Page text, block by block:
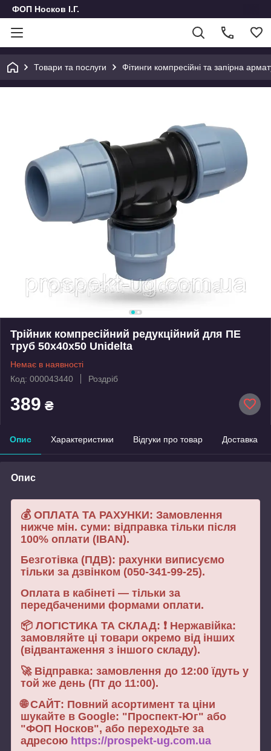
ФОП Носков І.Г.
Товари та послуги Фітинги компресійні та запірна
Трійник компресійний редукційний для ПЕ
труб 50х40х50 Unidelta
Немає в наявності
Код: 000043440
Роздріб
389 ₴
Опис Характеристики Відгуки про товар Доставка
Опис
💰 ОПЛАТА ТА РАХУНКИ: Замовлення
нижче мін. суми: відправка тільки після
100% оплати (IBAN).
Безготівка (ПДВ): рахунки виписуємо
тільки за дзвінком (050-341-99-25).
Оплата в кабінеті — тільки за
передбаченими формами оплати.
📦 ЛОГІСТИКА ТА СКЛАД: ❗ Нержавійка:
замовляйте ці товари окремо від інших
(відвантаження з іншого складу).
🚀 Відправка: замовлення до 12:00 їдуть у
той же день (Пт до 11:00).
🌐 САЙТ: Повний асортимент та ціни
шукайте в Google: "Проспект-Юг" або
"ФОП Носков", або переходьте за
адресою https://prospekt-ug.com.ua